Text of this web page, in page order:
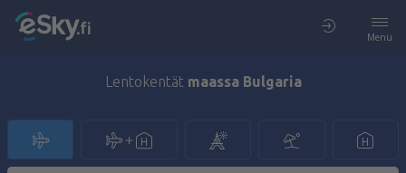
Menu
Lentokentät maassa Bulgaria